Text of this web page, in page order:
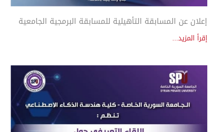
إعلان عن المسابقة التأهيلية للمسابقة البرمجية الجامعية
إقرأ المزيد...